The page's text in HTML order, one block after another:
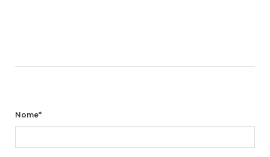
Nome*